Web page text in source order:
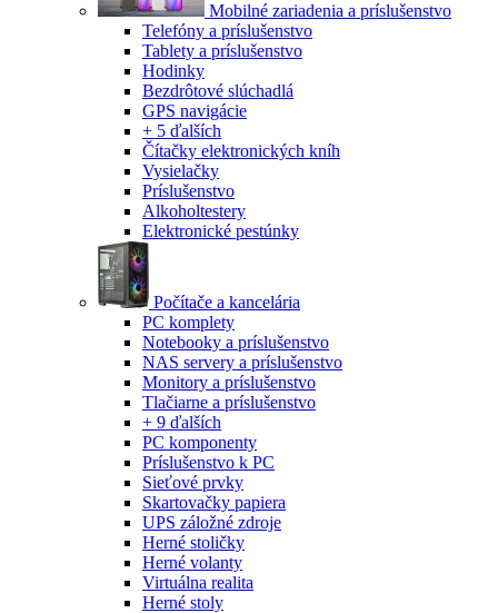
Mobilné zariadenia a príslušenstvo
Telefóny a príslušenstvo
Tablety a príslušenstvo
Hodinky
Bezdrôtové slúchadlá
GPS navigácie
+ 5 ďalších
Čítačky elektronických kníh
Vysielačky
Príslušenstvo
Alkoholtestery
Elektronické pestúnky
Počítače a kancelária
PC komplety
Notebooky a príslušenstvo
NAS servery a príslušenstvo
Monitory a príslušenstvo
Tlačiarne a príslušenstvo
+ 9 ďalších
PC komponenty
Príslušenstvo k PC
Sieťové prvky
Skartovačky papiera
UPS záložné zdroje
Herné stoličky
Herné volanty
Virtuálna realita
Herné stoly